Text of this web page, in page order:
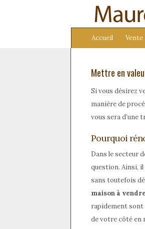
Accueil
Mettre en
Si vous désirez
manière de
vous sera d’une
Pourquoi
Dans le secteur
question. Ainsi,
sans toutefois
maison à vendre
rapidement sont
de votre côté en